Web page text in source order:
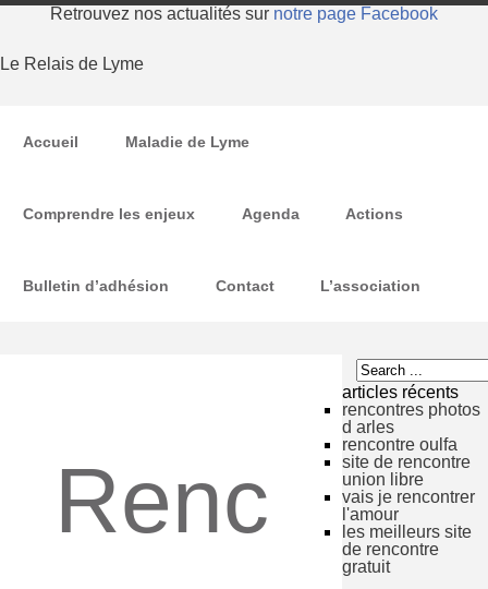
Retrouvez nos actualités sur notre page Facebook
Le Relais de Lyme
Accueil Maladie de Lyme
Comprendre les enjeux Agenda Actions
Bulletin d’adhésion Contact L’association
Renc
articles récents
rencontres photos
d arles
rencontre oulfa
site de rencontre
union libre
vais je rencontrer
l'amour
les meilleurs site
de rencontre
gratuit